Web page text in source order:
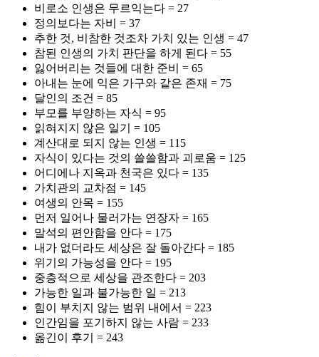
비로소 인생은 무르익는다 = 27
정의보다는 자비 = 37
추한 것, 비참한 것조차 가치 있는 인생 = 47
참된 인생의 가치 판단을 하게 된다 = 55
잃어버리는 것들에 대한 준비 = 65
아내는 눈에 익은 가구와 같은 존재 = 75
달인의 조건 = 85
부모를 부양하는 자식 = 95
읽혀지지 않은 일기 = 105
계산대로 되지 않는 인생 = 115
자식이 있다는 것의 쓸쓸함과 괴로움 = 125
어디에나 지옥과 천국은 있다 = 135
가치관의 교차점 = 145
여생의 안목 = 155
먼저 일어나 물러가는 연장자 = 165
말석의 편안함을 안다 = 175
내가 없더라도 세상은 잘 돌아간다 = 185
위기의 가능성을 안다 = 195
중층적으로 세상을 관조한다 = 203
가능한 일과 불가능한 일 = 213
힘이 부치지 않는 범위 내에서 = 223
인간임을 포기하지 않는 사람 = 233
옮긴이 후기 = 243